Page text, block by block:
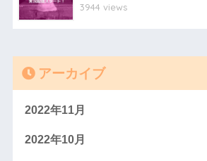
3944 views
アーカイブ
2022年11月
2022年10月